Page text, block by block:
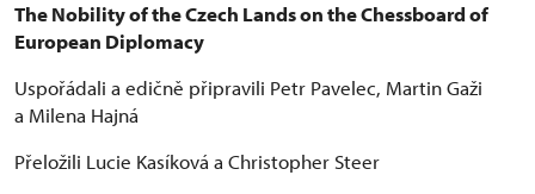
The Nobility of the Czech Lands on the Chessboard of
European Diplomacy
Uspořádali a edičně připravili Petr Pavelec, Martin Gaži
a Milena Hajná
Přeložili Lucie Kasíková a Christopher Steer